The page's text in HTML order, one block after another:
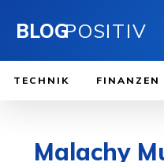
BLOGPOSITIV
TECHNIK FINANZEN
Malachy